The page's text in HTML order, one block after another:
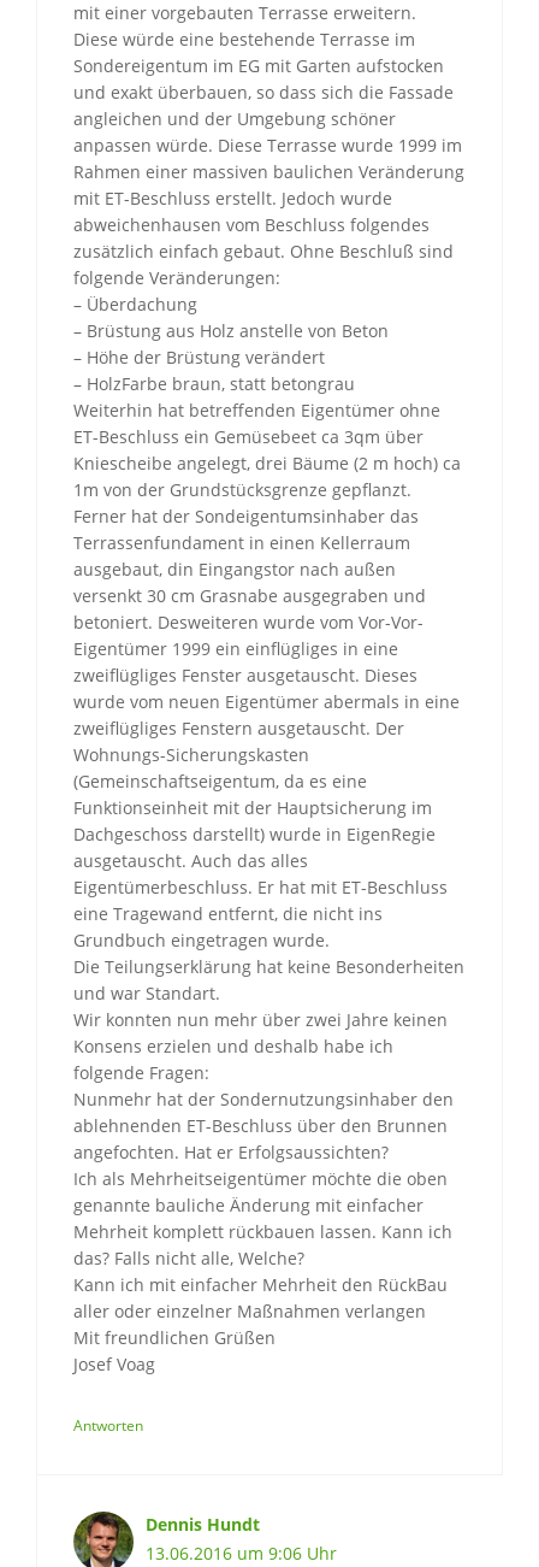
mit einer vorgebauten Terrasse erweitern.
Diese würde eine bestehende Terrasse im
Sondereigentum im EG mit Garten aufstocken
und exakt überbauen, so dass sich die Fassade
angleichen und der Umgebung schöner
anpassen würde. Diese Terrasse wurde 1999 im
Rahmen einer massiven baulichen Veränderung
mit ET-Beschluss erstellt. Jedoch wurde
abweichenhausen vom Beschluss folgendes
zusätzlich einfach gebaut. Ohne Beschluß sind
folgende Veränderungen:
– Überdachung
– Brüstung aus Holz anstelle von Beton
– Höhe der Brüstung verändert
– HolzFarbe braun, statt betongrau
Weiterhin hat betreffenden Eigentümer ohne
ET-Beschluss ein Gemüsebeet ca 3qm über
Kniescheibe angelegt, drei Bäume (2 m hoch) ca
1m von der Grundstücksgrenze gepflanzt.
Ferner hat der Sondeigentumsinhaber das
Terrassenfundament in einen Kellerraum
ausgebaut, din Eingangstor nach außen
versenkt 30 cm Grasnabe ausgegraben und
betoniert. Desweiteren wurde vom Vor-Vor-
Eigentümer 1999 ein einflügliges in eine
zweiflügliges Fenster ausgetauscht. Dieses
wurde vom neuen Eigentümer abermals in eine
zweiflügliges Fenstern ausgetauscht. Der
Wohnungs-Sicherungskasten
(Gemeinschaftseigentum, da es eine
Funktionseinheit mit der Hauptsicherung im
Dachgeschoss darstellt) wurde in EigenRegie
ausgetauscht. Auch das alles
Eigentümerbeschluss. Er hat mit ET-Beschluss
eine Tragewand entfernt, die nicht ins
Grundbuch eingetragen wurde.
Die Teilungserklärung hat keine Besonderheiten
und war Standart.
Wir konnten nun mehr über zwei Jahre keinen
Konsens erzielen und deshalb habe ich
folgende Fragen:
Nunmehr hat der Sondernutzungsinhaber den
ablehnenden ET-Beschluss über den Brunnen
angefochten. Hat er Erfolgsaussichten?
Ich als Mehrheitseigentümer möchte die oben
genannte bauliche Änderung mit einfacher
Mehrheit komplett rückbauen lassen. Kann ich
das? Falls nicht alle, Welche?
Kann ich mit einfacher Mehrheit den RückBau
aller oder einzelner Maßnahmen verlangen
Mit freundlichen Grüßen
Josef Voag
Antworten
Dennis Hundt
13.06.2016 um 9:06 Uhr